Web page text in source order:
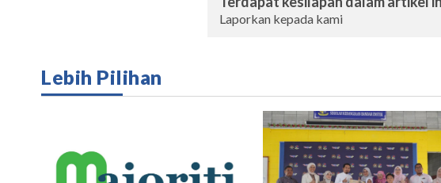
Laporkan kepada kami
Lebih Pilihan